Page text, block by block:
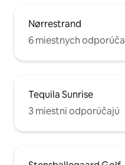
Nørrestrand
6 miestnych odporúča
Tequila Sunrise
3 miestni odporúčajú